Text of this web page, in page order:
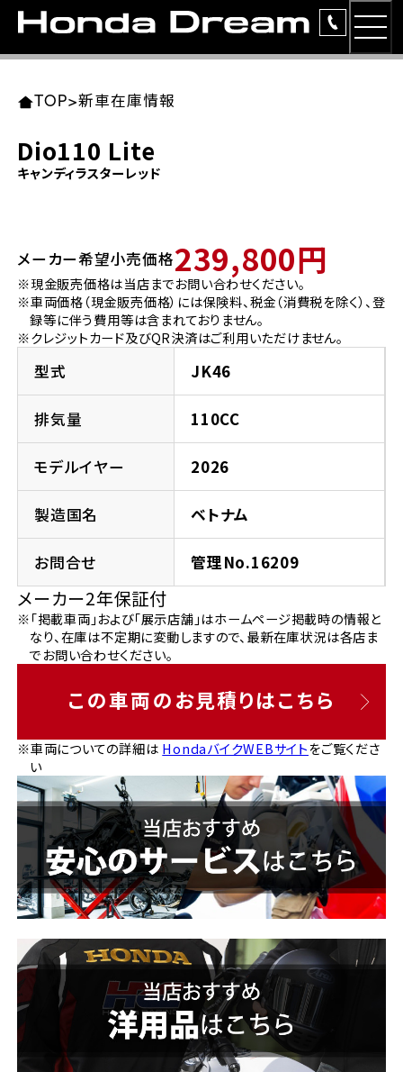
ラインアップ
レンタルバイク
洋用品
イベント
法人向けサービス
お問い合わせ
TOP>新車在庫情報
Dio110 Lite
キャンディラスターレッド
メーカー希望小売価格239,800円
※現金販売価格は当店までお問い合わせください。
※車両価格（現金販売価格）には保険料、税金（消費税を除く）、登
録等に伴う費用等は含まれておりません。
※クレジットカード及びQR決済はご利用いただけません。
型式 JK46
排気量 110CC
モデルイヤー 2026
製造国名 ベトナム
お問合せ 管理No.16209
メーカー2年保証付
※「掲載車両」および「展示店舗」はホームページ掲載時の情報と
なり、在庫は不定期に変動しますので、最新在庫状況は各店ま
でお問い合わせください。
この車両のお見積りはこちら
※車両についての詳細は HondaバイクWEBサイトをご覧くださ
い
東北エリア 店舗一覧
岩手県
宮城県
ホンダドリーム 仙台泉
ホンダドリーム 宮城岩沼
福島県
ホンダドリーム 郡山
関東エリア 店舗一覧
東京都
ホンダドリーム 西東京
ホンダドリーム 練馬
ホンダドリーム 板橋
ホンダドリーム 葛飾
ホンダドリーム 大田
ホンダドリーム 立川
神奈川県
ホンダドリーム 磯子
ホンダドリーム 川崎宮前
ホンダドリーム 横浜緑
千葉県
ホンダドリーム 船橋
ホンダドリーム 松戸
ホンダドリーム 蘇我
中部エリア 店舗一覧
愛知県
ホンダドリーム 名古屋南
ホンダドリーム 小牧
ホンダドリーム 名古屋東
ホンダドリーム 一宮
ホンダドリーム 豊橋
ホンダドリーム 名古屋上小田井
岐阜県
ホンダドリーム 岐阜
近畿エリア 店舗一覧
大阪府
ホンダドリーム 箕面
ホンダドリーム 藤井寺
ホンダドリーム 東淀川
ホンダドリーム 豊中
京都府
ホンダドリーム 京都北山
兵庫県
ホンダドリーム 神戸灘
ホンダドリーム 尼崎
ホンダドリーム 姫路
ホンダドリーム 西宮甲子園
奈良県
ホンダドリーム 奈良
中国・四国エリア 店舗一覧
岡山県
広島県
ホンダドリーム 広島
ホンダドリーム 福山
徳島県
ホンダドリーム 徳島
香川県
ホンダドリーム 高松
九州エリア 店舗一覧
福岡県
ホンダドリーム 福岡東
ホンダドリーム 久留米
ホンダドリーム 福岡春日
ホンダドリーム 福岡西
熊本県